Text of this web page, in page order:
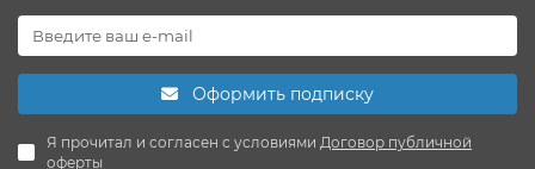
Оформить подписку
Я прочитал и согласен с условиями Договор публичной
оферты